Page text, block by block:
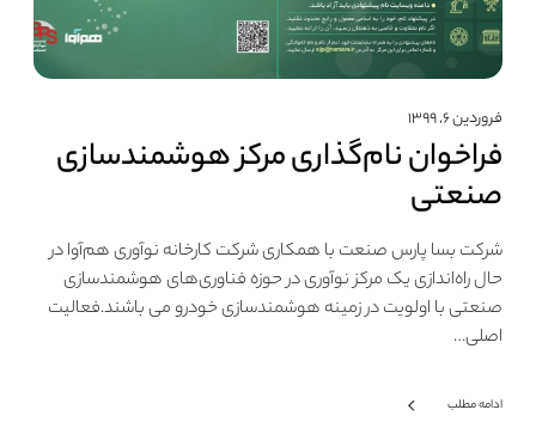
فروردین ۶, ۱۳۹۹
فراخوان نام‌گذاری مرکز هوشمندسازی
صنعتی
شرکت بسا پارس صنعت با همکاری شرکت کارخانه نوآوری هم‌آوا در
حال راه‌اندازی یک مرکز نوآوری در حوزه فناوری‌های هوشمندسازی
صنعتی با اولویت در زمینه هوشمندسازی خودرو می باشند.فعالیت
اصلی…
ادامه مطلب